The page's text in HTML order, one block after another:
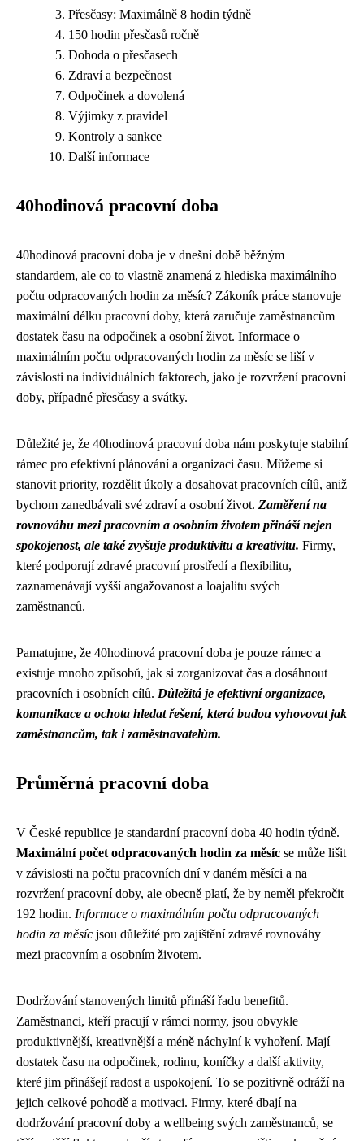
Přesčasy: Maximálně 8 hodin týdně
150 hodin přesčasů ročně
Dohoda o přesčasech
Zdraví a bezpečnost
Odpočinek a dovolená
Výjimky z pravidel
Kontroly a sankce
Další informace
40hodinová pracovní doba
40hodinová pracovní doba je v dnešní době běžným
standardem, ale co to vlastně znamená z hlediska maximálního
počtu odpracovaných hodin za měsíc? Zákoník práce stanovuje
maximální délku pracovní doby, která zaručuje zaměstnancům
dostatek času na odpočinek a osobní život. Informace o
maximálním počtu odpracovaných hodin za měsíc se liší v
závislosti na individuálních faktorech, jako je rozvržení pracovní
doby, případné přesčasy a svátky.
Důležité je, že 40hodinová pracovní doba nám poskytuje stabilní
rámec pro efektivní plánování a organizaci času. Můžeme si
stanovit priority, rozdělit úkoly a dosahovat pracovních cílů, aniž
bychom zanedbávali své zdraví a osobní život. Zaměření na
rovnováhu mezi pracovním a osobním životem přináší nejen
spokojenost, ale také zvyšuje produktivitu a kreativitu. Firmy,
které podporují zdravé pracovní prostředí a flexibilitu,
zaznamenávají vyšší angažovanost a loajalitu svých
zaměstnanců.
Pamatujme, že 40hodinová pracovní doba je pouze rámec a
existuje mnoho způsobů, jak si zorganizovat čas a dosáhnout
pracovních i osobních cílů. Důležitá je efektivní organizace,
komunikace a ochota hledat řešení, která budou vyhovovat jak
zaměstnancům, tak i zaměstnavatelům.
Průměrná pracovní doba
V České republice je standardní pracovní doba 40 hodin týdně.
Maximální počet odpracovaných hodin za měsíc se může lišit
v závislosti na počtu pracovních dní v daném měsíci a na
rozvržení pracovní doby, ale obecně platí, že by neměl překročit
192 hodin. Informace o maximálním počtu odpracovaných
hodin za měsíc jsou důležité pro zajištění zdravé rovnováhy
mezi pracovním a osobním životem.
Dodržování stanovených limitů přináší řadu benefitů.
Zaměstnanci, kteří pracují v rámci normy, jsou obvykle
produktivnější, kreativnější a méně náchylní k vyhoření. Mají
dostatek času na odpočinek, rodinu, koníčky a další aktivity,
které jim přinášejí radost a uspokojení. To se pozitivně odráží na
jejich celkové pohodě a motivaci. Firmy, které dbají na
dodržování pracovní doby a wellbeing svých zaměstnanců, se